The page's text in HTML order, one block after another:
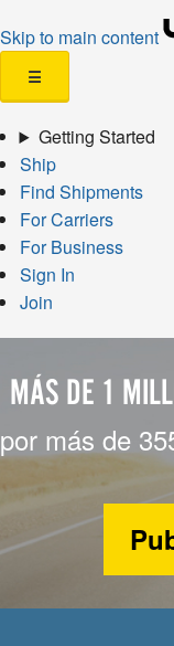
Skip to main content
☰
Getting Started
Ship
Find Shipments
For Carriers
For Business
Sign In
Join
MÁS DE 1
por más de